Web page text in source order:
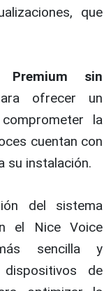
que
Premium sin
ofrecer un
la
cuentan con
su instalación.
del sistema
el Nice Voice
sencilla y
de